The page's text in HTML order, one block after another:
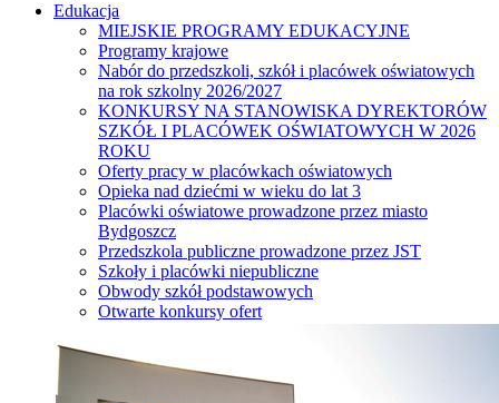
Edukacja
MIEJSKIE PROGRAMY EDUKACYJNE
Programy krajowe
Nabór do przedszkoli, szkół i placówek oświatowych
na rok szkolny 2026/2027
KONKURSY NA STANOWISKA DYREKTORÓW
SZKÓŁ I PLACÓWEK OŚWIATOWYCH W 2026
ROKU
Oferty pracy w placówkach oświatowych
Opieka nad dziećmi w wieku do lat 3
Placówki oświatowe prowadzone przez miasto
Bydgoszcz
Przedszkola publiczne prowadzone przez JST
Szkoły i placówki niepubliczne
Obwody szkół podstawowych
Otwarte konkursy ofert